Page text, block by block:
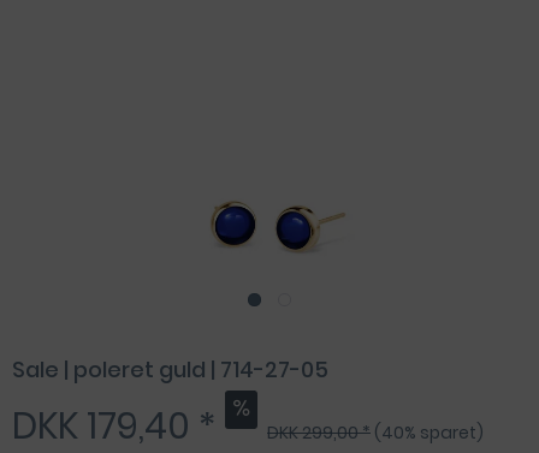
Sale | poleret guld | 714-27-05
DKK 179,40 * DKK 299,00 * (40% sparet)